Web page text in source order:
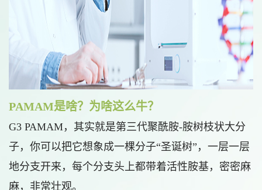
PAMAM是啥？为啥这么牛？
G3 PAMAM，其实就是第三代聚酰胺-胺树枝状大分
子，你可以把它想象成一棵分子“圣诞树”，一层一层
地分支开来，每个分支头上都带着活性胺基，密密麻
麻，非常壮观。